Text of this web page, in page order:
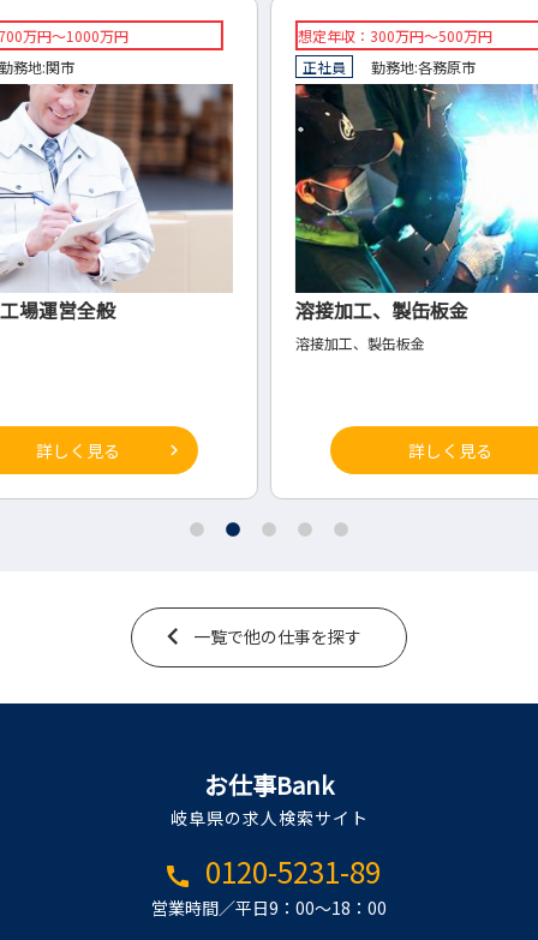
想定年収：300万円～500万円
溶接加工、製缶板金
◇想定
一覧で他の仕事を探す
お仕事Bank
岐阜県の求人検索サイト
call 0120-5231-89
営業時間／平日9：00～18：00